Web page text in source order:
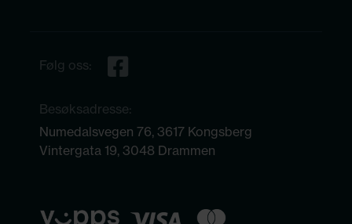
Følg oss:
Besøksadresse:
Numedalsvegen 76, 3617 Kongsberg
Vintergata 19, 3048 Drammen